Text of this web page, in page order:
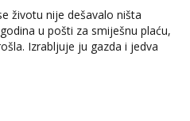
životu nije dešavalo ništa
u pošti za smiješnu plaću,
Izrabljuje ju gazda i jedva